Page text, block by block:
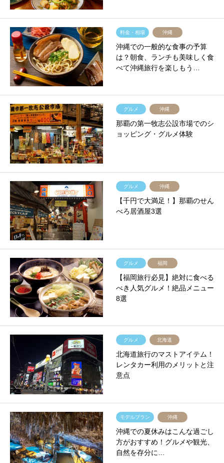
料金・相場 沖縄
沖縄での一般的な食事の予算
は？朝食、ランチも美味しく食
べて沖縄旅行を楽しもう…
グルメ 沖縄
那覇の第一牧志公設市場でのシ
ョッピング・グルメ体験
グルメ 沖縄
【千円で大満足！】那覇のせん
べろ居酒屋3選
グルメ 福岡
【福岡旅行必見】絶対に食べる
べき人気グルメ！絶品メニュー
8選
グルメ 北海道
北海道旅行のマストアイテム！
レンタカー利用のメリットと注
意点
モデルプラン 沖縄
沖縄での夏休みはこんな過ごし
方がおすすめ！グルメや観光、
自然を存分に…